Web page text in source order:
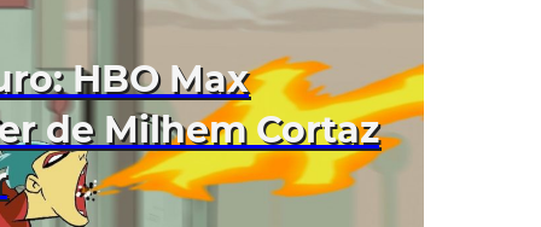
HBO Max
de Milhem Cortaz